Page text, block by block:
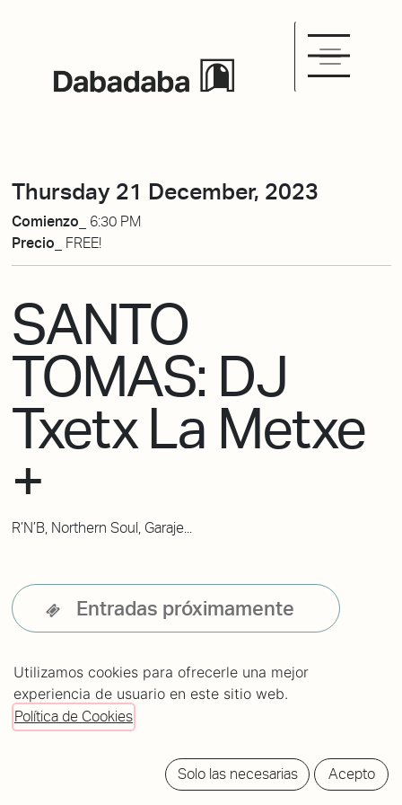
Thursday 21 December, 2023
Comienzo_ 6:30 PM
Precio_
FREE!
SANTO
TOMAS: DJ
Txetx La Metxe
+
R’N’B, Northern Soul, Garaje...
Entradas próximamente
Utilizamos cookies para ofrecerle una mejor
experiencia de usuario en este sitio web.
Política de Cookies
Solo las necesarias Acepto